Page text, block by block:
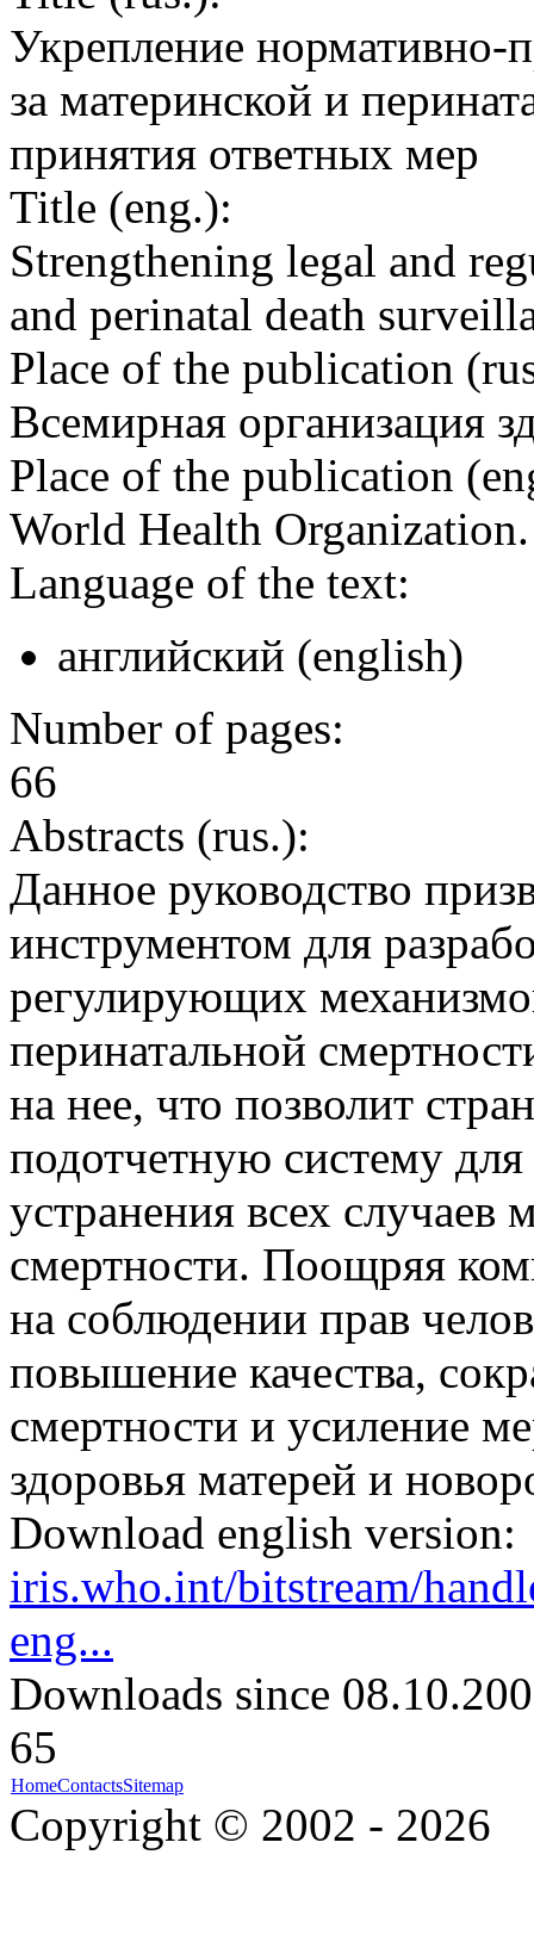
Укрепление нормативно-
за материнской и
принятия ответных мер
Title (eng.):
Strengthening legal and
and perinatal death
Place of the publication
Всемирная организация
Place of the publication
World Health
Language of the text:
английский (english)
Number of pages:
66
Abstracts (rus.):
Данное руководство
инструментом для
регулирующих
перинатальной
на нее, что позволит
подотчетную систему для
устранения всех случаев
смертности. Поощряя
на соблюдении прав
повышение качества,
смертности и усиление
здоровья матерей и
Download english version:
iris.who.int/bitstream/
eng...
Downloads since
65
HomeContactsSitemap
Copyright © 2002 - 2026